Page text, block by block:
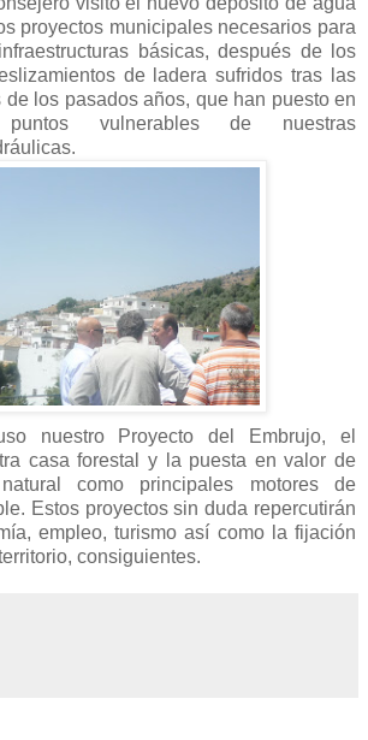
proyectos municipales necesarios para
básicas, después de los
de ladera sufridos tras las
de los pasados años, que han puesto en
vulnerables de nuestras
nuestro Proyecto del Embrujo, el
casa forestal y la puesta en valor de
como principales motores de
Estos proyectos sin duda repercutirán
empleo, turismo así como la fijación
consiguientes.